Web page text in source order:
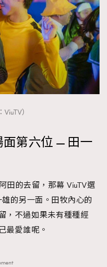
ViuTV）
面第六位 — 田一
田的去留，那幕 ViuTV選
的另一面。田牧內心的
，不過如果未有種種經
最愛誰呢。